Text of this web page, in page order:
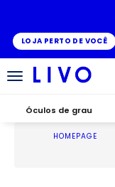
LOJA PERTO DE VOCÊ
Alternar
Óculos de grau
HOMEPAGE